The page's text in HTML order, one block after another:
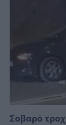
Σοβαρό